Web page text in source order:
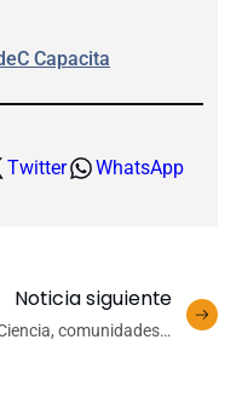
Capacita
Twitter WhatsApp
Noticia siguiente
comunidades e